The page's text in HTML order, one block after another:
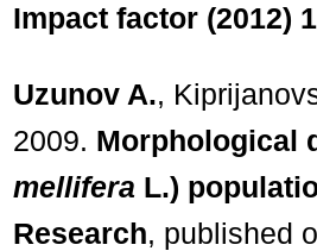
Impact factor (2012)
Uzunov A.,
2009. Morphological
mellifera L.)
Research, published